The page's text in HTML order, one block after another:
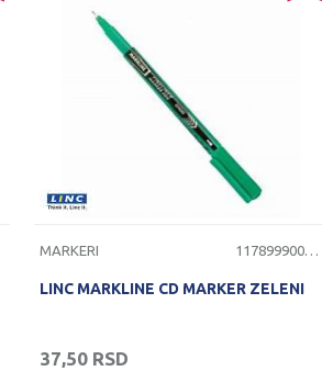
MARKERI 1178999000094
LINC MARKLINE CD MARKER ZELENI
37,50 RSD